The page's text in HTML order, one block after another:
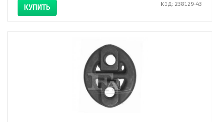
КУПИТЬ Код: 238129-43